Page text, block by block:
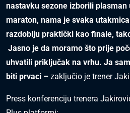
nastavku sezone izborili plasman
maraton, nama je svaka
razdoblju praktički kao finale,
Jasno je da moramo što prije
uhvatili priključak na vrhu. Ja
biti prvaci – zaključio je trener
Press konferenciju trenera